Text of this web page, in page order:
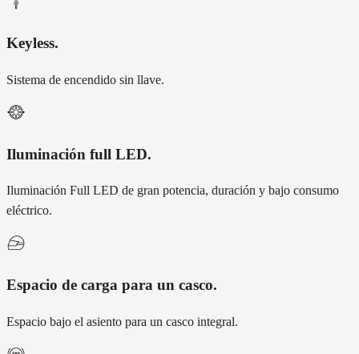
Keyless.
Sistema de encendido sin llave.
Iluminación full LED.
Iluminación Full LED de gran potencia, duración y bajo consumo
eléctrico.
Espacio de carga para un casco.
Espacio bajo el asiento para un casco integral.